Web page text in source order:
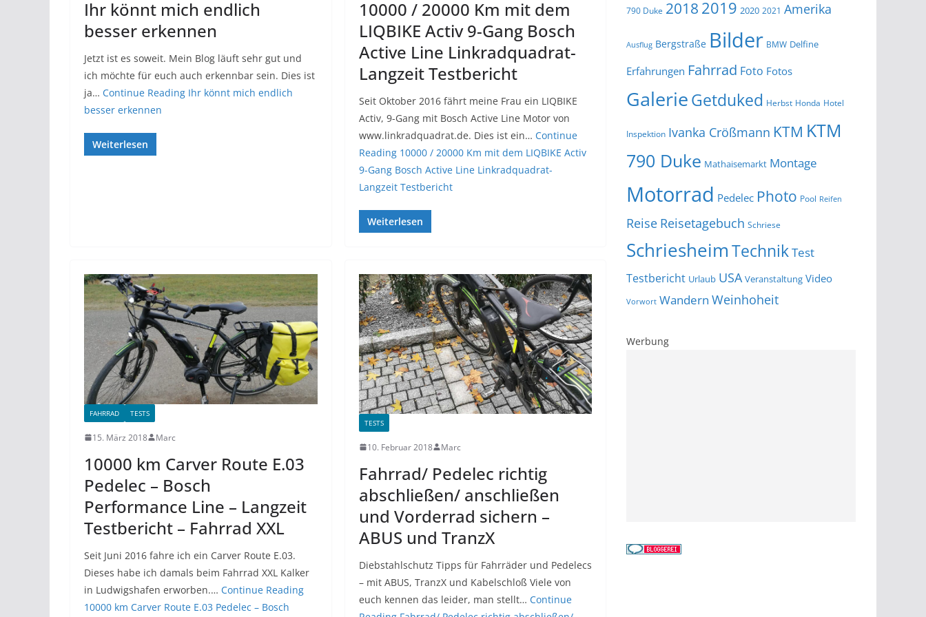
Ihr könnt mich endlich
besser erkennen
Jetzt ist es soweit. Mein Blog läuft sehr gut und
ich möchte für euch auch erkennbar sein. Dies ist
ja… Continue Reading Ihr könnt mich endlich
besser erkennen
Weiterlesen
10000 / 20000 Km mit dem
LIQBIKE Activ 9-Gang Bosch
Active Line Linkradquadrat-
Langzeit Testbericht
Seit Oktober 2016 fährt meine Frau ein LIQBIKE
Activ, 9-Gang mit Bosch Active Line Motor von
www.linkradquadrat.de. Dies ist ein… Continue
Reading10000 / 20000 Km mit dem LIQBIKE Activ
9-Gang Bosch Active Line Linkradquadrat-
Langzeit Testbericht
Weiterlesen
FAHRRAD TESTS
15. März 2018 Marc
10000 km Carver Route E.03
Pedelec – Bosch
Performance Line – Langzeit
Testbericht – Fahrrad XXL
Seit Juni 2016 fahre ich ein Carver Route E.03.
Dieses habe ich damals beim Fahrrad XXL Kalker
in Ludwigshafen erworben.… Continue Reading
10000 km Carver Route E.03 Pedelec – Bosch
TESTS
10. Februar 2018 Marc
Fahrrad/ Pedelec richtig
abschließen/ anschließen
und Vorderrad sichern –
ABUS und TranzX
Diebstahlschutz Tipps für Fahrräder und Pedelecs
– mit ABUS, TranzX und Kabelschloß Viele von
euch kennen das leider, man stellt… Continue
790 Duke 2018 2019 2020 2021 Amerika
Ausflug Bergstraße Bilder BMW Delfine
Erfahrungen Fahrrad Foto Fotos
GalerieGetduked Herbst Honda Hotel
Inspektion Ivanka Crößmann KTM KTM
790 Duke Mathaisemarkt Montage
Motorrad Pedelec Photo Pool Reifen
Reise Reisetagebuch Schriese
SchriesheimTechnikTest
Testbericht Urlaub USA Veranstaltung Video
Vorwort Wandern Weinhoheit
Werbung